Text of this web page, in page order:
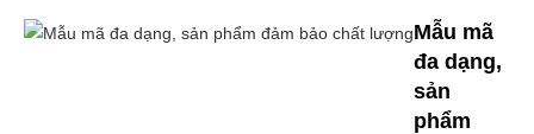
Mẫu mã
đa dạng,
sản
phẩm